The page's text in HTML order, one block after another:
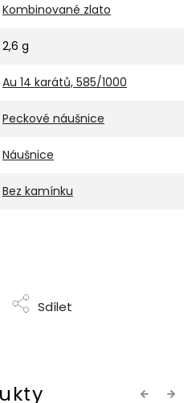
Kombinované zlato
2,6 g
Au 14 karátů, 585/1000
Peckové náušnice
Náušnice
Bez kamínku
Sdílet
Previous
Next